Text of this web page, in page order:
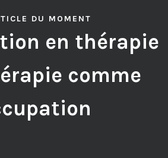
DU MOMENT
en thérapie
comme